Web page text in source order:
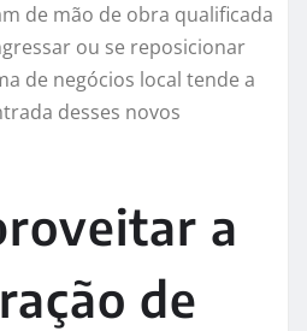
de mão de obra qualificada
ou se reposicionar
de negócios local tende a
desses novos
a
de